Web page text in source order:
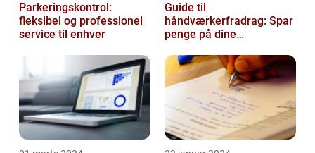
Parkeringskontrol:
fleksibel og professionel
service til enhver
Guide til
håndværkerfradrag: Spar
penge på dine